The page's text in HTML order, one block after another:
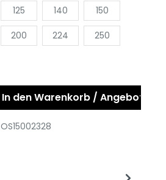
125 140 150
200 224 250
In den Warenkorb / Angebot
OS15002328